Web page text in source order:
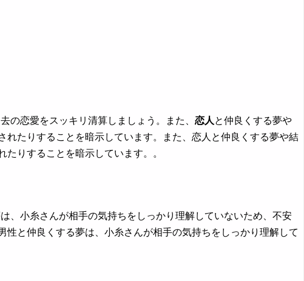
の恋愛をスッキリ清算しましょう。また、恋人 と仲良くする夢や
れたりすることを暗示しています。また、恋人と仲良くする夢や結
たりすることを暗示しています。。
、小糸さんが相手の気持ちをしっかり理解していないため、不安
性と仲良くする夢は、小糸さんが相手の気持ちをしっかり理解して